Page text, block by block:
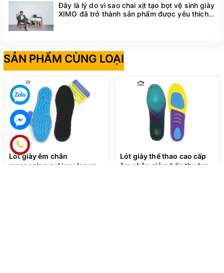
Đây là lý do vì sao chai xịt tạo bọt vệ sinh giày
XIMO đã trở thành sản phẩm được yêu thích
SẢN PHẨM CÙNG LOẠI
Lót giày êm chân
massaging gel insoles cao
Lót giày thể thao cao cấp
êm chân giảm hấp thụ lực